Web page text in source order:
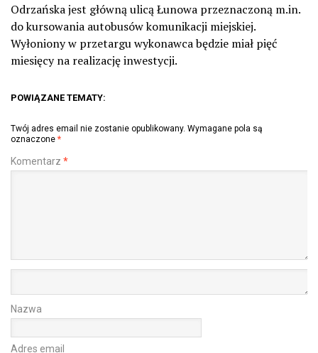
Odrzańska jest główną ulicą Łunowa przeznaczoną m.in.
do kursowania autobusów komunikacji miejskiej.
Wyłoniony w przetargu wykonawca będzie miał pięć
miesięcy na realizację inwestycji.
POWIĄZANE TEMATY:
Twój adres email nie zostanie opublikowany. Wymagane pola są
oznaczone *
Komentarz *
Nazwa
Adres email